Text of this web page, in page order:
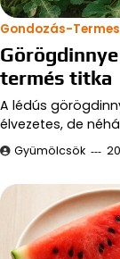
Gondozás-
termés titka
A lédús
élvezetes, de
Gyümölcsök